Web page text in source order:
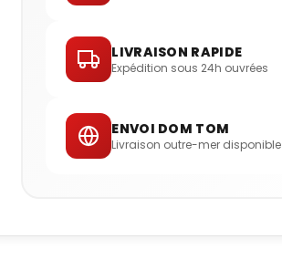
LIVRAISON RAPIDE
Expédition sous 24h ouvrées
ENVOI DOM TOM
Livraison outre-mer disponible